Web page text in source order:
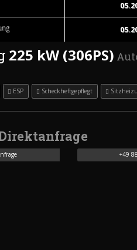
225 kW (306PS)
ESP Scheckheftgepflegt
+49